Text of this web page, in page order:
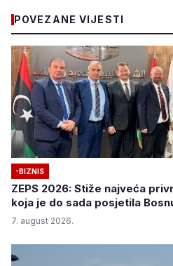
POVEZANE VIJESTI
-BIZNIS
ZEPS 2026: Stiže najveća
koja je do sada posjetila
7. august 2026.